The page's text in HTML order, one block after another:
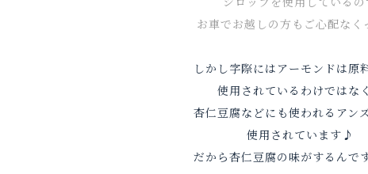
お車でお越しの方も ご心配なく
しかし字際にはアーモンドは原
使用されているわけではなく
杏仁豆腐などにも使われるアン
使用されています♪
だから杏仁豆腐の味がするんで